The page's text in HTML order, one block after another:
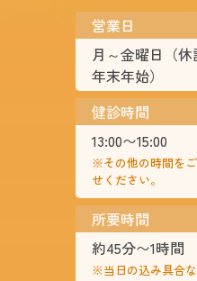
営業日
月～金曜日（休
年末年始）
健診時間
13:00〜15:00
※その他の時間を
せください。
所要時間
約45分〜1時間
※当日の込み具合な